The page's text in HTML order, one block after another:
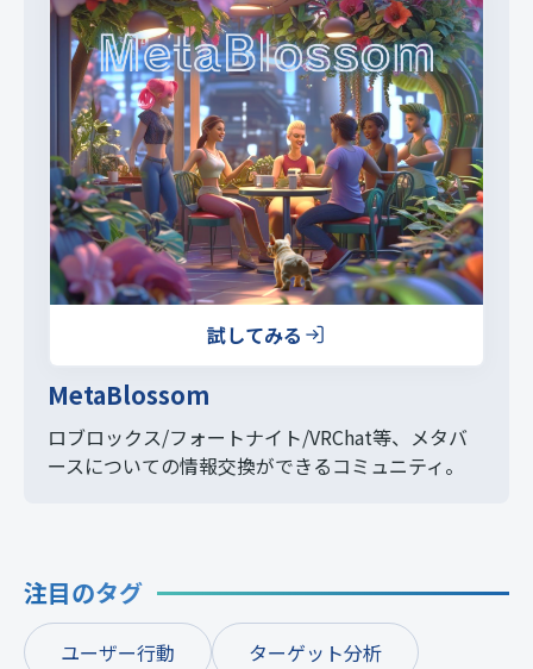
試してみる
MetaBlossom
ロブロックス/フォートナイト/VRChat等、 メタバ
ースについての情報交換ができるコミュニティ。
注目のタグ
ユーザー行動 ターゲット分析